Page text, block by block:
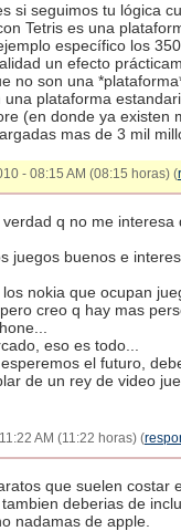
si seguimos tu lógica
Tetris es una
específico los
un efecto
no son una
plataforma
(en donde ya existen
mas de 3 mil
- 08:15 AM (08:15 horas) (
q no me interesa
juegos buenos e
nokia que ocupan
creo q hay mas
eso es todo...
el futuro,
de un rey de video
AM (11:22 horas) (
que suelen costar
deberias de
nadamas de apple.